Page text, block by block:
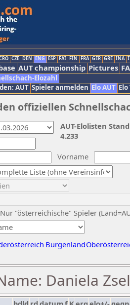
CZE DEN ENG ESP FAI FIN FRA GER GRE INA
AUT championship Pictures
Elozahl
AUT Spieler anmelden Elo AUT
offiziellen
Vorname
Nur "österreichische" Spieler
Burgenland
AUT-Elolisten
4.233
Daniela